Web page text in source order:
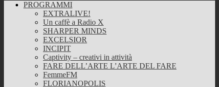
PROGRAMMI
EXTRALIVE!
Un caffè a Radio X
SHARPER MINDS
EXCELSIOR
INCIPIT
Captivity – creativi in attività
FARE DELL’ARTE L’ARTE DEL FARE
FemmeFM
FLORIANOPOLIS